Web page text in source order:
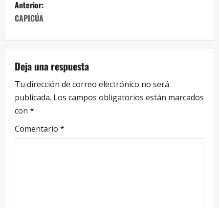
Anterior:
CAPICÚA
Deja una respuesta
Tu dirección de correo electrónico no será
publicada. Los campos obligatorios están marcados
con *
Comentario *